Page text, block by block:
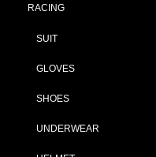
RACING
SUIT
GLOVES
SHOES
UNDERWEAR